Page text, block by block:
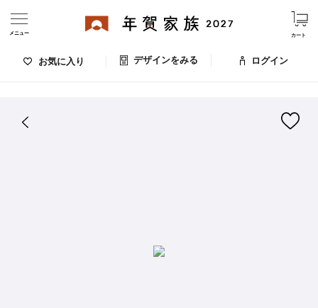
お気に入り デザインをみる
カート
ログイン
メニュー
デザインをみる